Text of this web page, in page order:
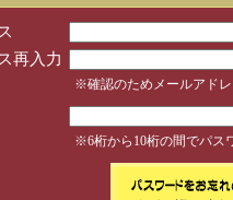
再入力
※確認のためメールアド
※6桁から10桁の間でパス